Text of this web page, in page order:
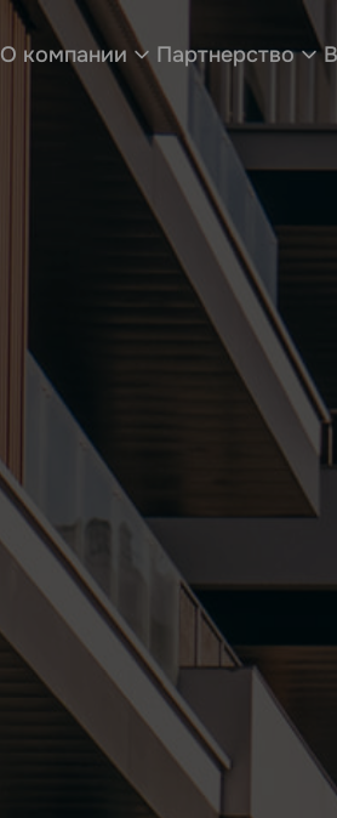
О компании Партнерство